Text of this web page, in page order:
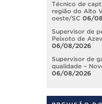
Técnico de
região do Alto
oeste/SC 06/
Supervisor de
Peixoto de
06/08/2026
Supervisor de
qualidade –
06/08/2026